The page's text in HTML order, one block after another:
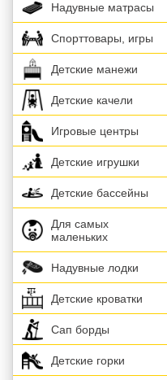
Надувные матрасы
Спорттовары, игры
Детские манежи
Детские качели
Игровые центры
Детские игрушки
Детские бассейны
Для самых
маленьких
Надувные лодки
Детские кроватки
Сап борды
Детские горки